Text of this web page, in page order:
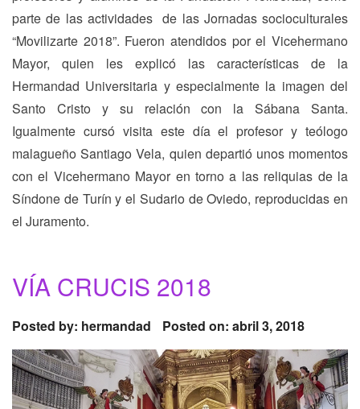
parte de las actividades de las Jornadas socioculturales
“Movilizarte 2018”. Fueron atendidos por el Vicehermano
Mayor, quien les explicó las características de la
Hermandad Universitaria y especialmente la imagen del
Santo Cristo y su relación con la Sábana Santa.
Igualmente cursó visita este día el profesor y teólogo
malagueño Santiago Vela, quien departió unos momentos
con el Vicehermano Mayor en torno a las reliquias de la
Síndone de Turín y el Sudario de Oviedo, reproducidas en
el Juramento.
VÍA CRUCIS 2018
Posted by: hermandad Posted on: abril 3, 2018